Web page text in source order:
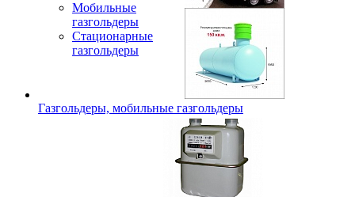
Мобильные
газгольдеры
Стационарные
газгольдеры
Газгольдеры, мобильные газгольдеры